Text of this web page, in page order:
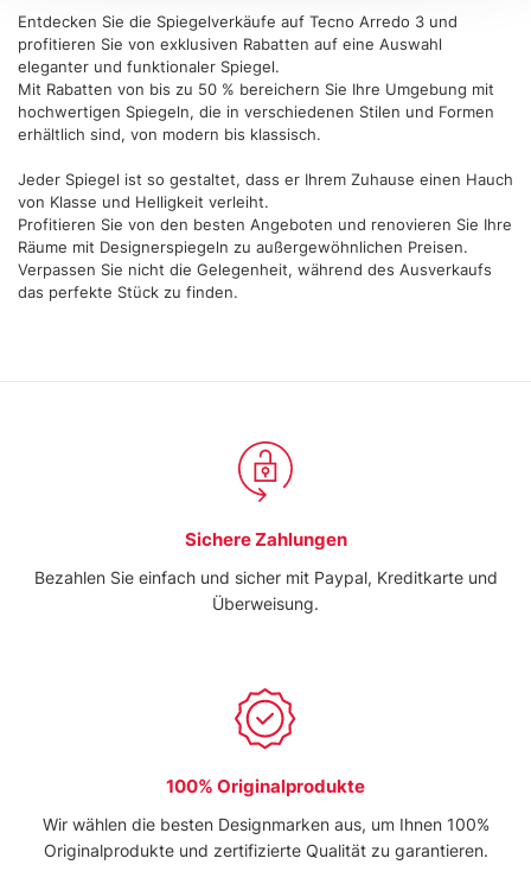
Approfondisci come vengono elaborati i tuoi dati personali
e imposta le tue preferenze nella
modificare o ritirare il tuo consenso in qualsiasi momento
dalla Dichiarazione sui cookie.
Utilizziamo i cookie per personalizzare contenuti ed
annunci, per fornire funzionalità dei social media e per
analizzare il nostro traffico. Condividiamo inoltre
informazioni sul modo in cui utilizza il nostro sito con i
nostri partner che si occupano di analisi dei dati web,
raccolto dal suo utilizzo dei loro servizi.
Entdecken Sie die Spiegelverkäufe auf Tecno Arredo 3 und
profitieren Sie von exklusiven Rabatten auf eine Auswahl
eleganter und funktionaler Spiegel.
Mit Rabatten von bis zu 50 % bereichern Sie Ihre Umgebung mit
hochwertigen Spiegeln, die in verschiedenen Stilen und Formen
erhältlich sind, von modern bis klassisch.
Jeder Spiegel ist so gestaltet, dass er Ihrem Zuhause einen Hauch
von Klasse und Helligkeit verleiht.
Profitieren Sie von den besten Angeboten und renovieren Sie Ihre
Räume mit Designerspiegeln zu außergewöhnlichen Preisen.
Verpassen Sie nicht die Gelegenheit, während des Ausverkaufs
das perfekte Stück zu finden.
Sichere Zahlungen
Bezahlen Sie einfach und sicher mit Paypal, Kreditkarte und
Überweisung.
100% Originalprodukte
Wir wählen die besten Designmarken aus, um Ihnen 100%
Originalprodukte und zertifizierte Qualität zu garantieren.